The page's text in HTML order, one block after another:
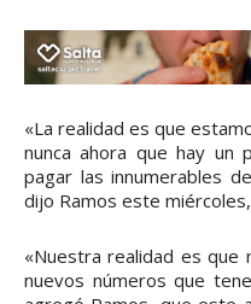
«La realidad es que
nunca ahora que hay un
pagar las innumerables
dijo Ramos este
«Nuestra realidad es que
nuevos números que